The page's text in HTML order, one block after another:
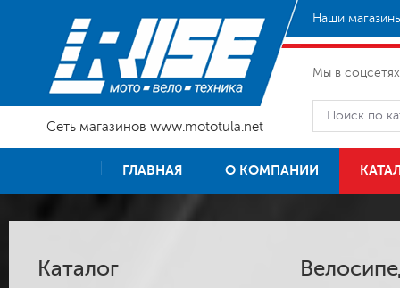
Сеть магазинов www.mototula.net
Наши
Мы в
ГЛАВНАЯ О КОМПАНИИ
Каталог